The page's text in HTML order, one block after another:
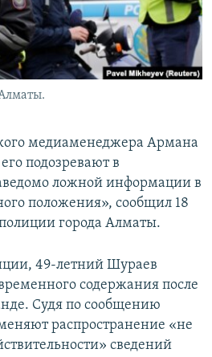
медиаменеджера Армана
подозревают в
ложной информации в
положения», сообщил 18
города Алматы.
49-летний Шураев
содержания после
Судя по сообщению
распространение «не
сведений